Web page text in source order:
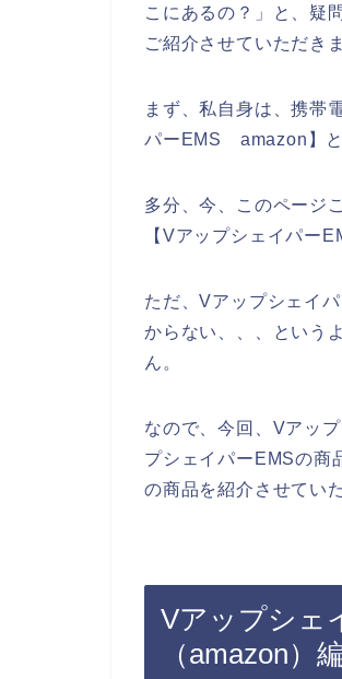
こにあるの？」と、疑
ご紹介させていただき
まず、私自身は、携帯
パーEMS amazon】と
多分、今、このページ
【Vアップシェイパー
ただ、Vアップシェイ
からない、、、という
ん。
なので、今回、Vアッ
プシェイパーEMSの商
の商品を紹介させてい
Vアップシェ
（amazon）編